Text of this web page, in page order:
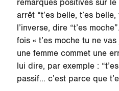
remarques positives sur
arrêt “t’es belle, t’es
l’inverse, dire “t’es
fois « t’es moche tu ne
une femme commet une
lui dire, par exemple :
passif… c’est parce que